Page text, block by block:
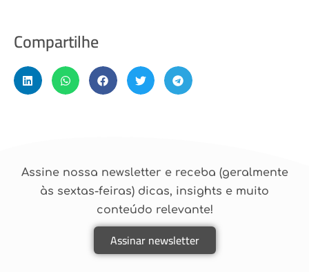
Compartilhe
Assine nossa newsletter e receba (geralmente
às sextas-feiras) dicas, insights e muito
conteúdo relevante!
Assinar newsletter